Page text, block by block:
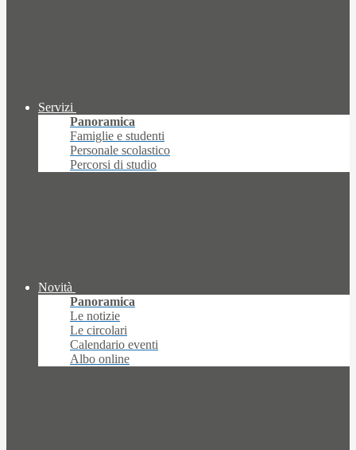
Servizi
Panoramica
Famiglie e studenti
Personale scolastico
Percorsi di studio
Novità
Panoramica
Le notizie
Le circolari
Calendario eventi
Albo online